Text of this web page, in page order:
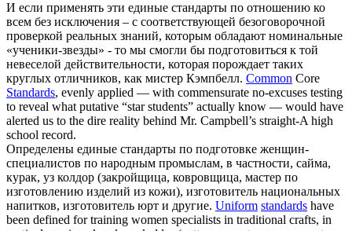
И если применять эти единые стандарты по отношению ко
всем без исключения – с соответствующей безоговорочной
проверкой реальных знаний, которым обладают номинальные
«ученики-звезды» - то мы смогли бы подготовиться к той
невеселой действительности, которая порождает таких
круглых отличников, как мистер Кэмпбелл. Common Core
Standards, evenly applied — with commensurate no-excuses testing
to reveal what putative “star students” actually know — would have
alerted us to the dire reality behind Mr. Campbell’s straight-A high
school record.
Определены единые стандарты по подготовке женщин-
специалистов по народным промыслам, в частности, сайма,
курак, уз колдор (закройщица, ковровщица, мастер по
изготовлению изделий из кожи), изготовитель национальных
напитков, изготовитель юрт и другие. Uniform standards have
been defined for training women specialists in traditional crafts, in